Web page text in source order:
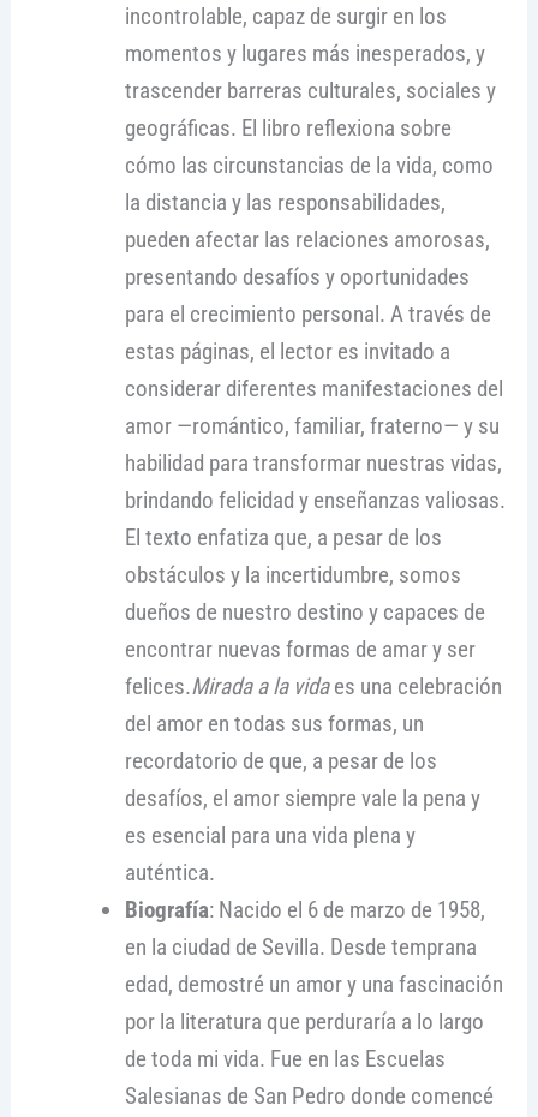
incontrolable, capaz de surgir en los
momentos y lugares más inesperados, y
trascender barreras culturales, sociales y
geográficas. El libro reflexiona sobre
cómo las circunstancias de la vida, como
la distancia y las responsabilidades,
pueden afectar las relaciones amorosas,
presentando desafíos y oportunidades
para el crecimiento personal. A través de
estas páginas, el lector es invitado a
considerar diferentes manifestaciones del
amor —romántico, familiar, fraterno— y su
habilidad para transformar nuestras vidas,
brindando felicidad y enseñanzas valiosas.
El texto enfatiza que, a pesar de los
obstáculos y la incertidumbre, somos
dueños de nuestro destino y capaces de
encontrar nuevas formas de amar y ser
felices.Mirada a la vidaes una celebración
del amor en todas sus formas, un
recordatorio de que, a pesar de los
desafíos, el amor siempre vale la pena y
es esencial para una vida plena y
auténtica.
Biografía: Nacido el 6 de marzo de 1958,
en la ciudad de Sevilla. Desde temprana
edad, demostré un amor y una fascinación
por la literatura que perduraría a lo largo
de toda mi vida. Fue en las Escuelas
Salesianas de San Pedro donde comencé